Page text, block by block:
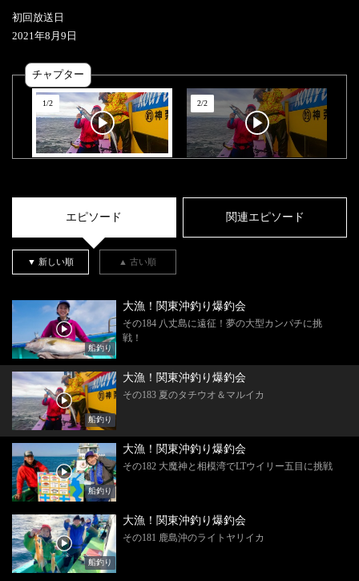
初回放送日
2021年8 月 9 日
チャプター
1/2 2/2
エピソード 関連エピソード
▼ 新しい順 ▲ 古い順
船釣り
大漁！関東沖釣り爆釣会
その184 八丈島に遠征！夢の大型カンパチに挑
戦！
船釣り
大漁！関東沖釣り爆釣会
その183 夏のタチウオ＆マルイカ
船釣り
大漁！関東沖釣り爆釣会
その182 大魔神と相模湾でLTウイリー五目に挑戦
船釣り
大漁！関東沖釣り爆釣会
その181 鹿島沖のライトヤリイカ